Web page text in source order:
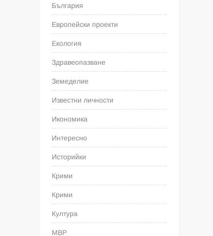
България
Европейски проекти
Екология
Здравеопазване
Земеделие
Известни личности
Икономика
Интересно
Историйки
Крими
Крими
Култура
МВР